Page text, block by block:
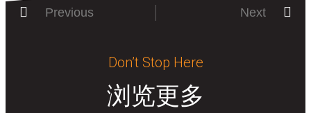
Previous Next
Don’t Stop Here
浏览更多